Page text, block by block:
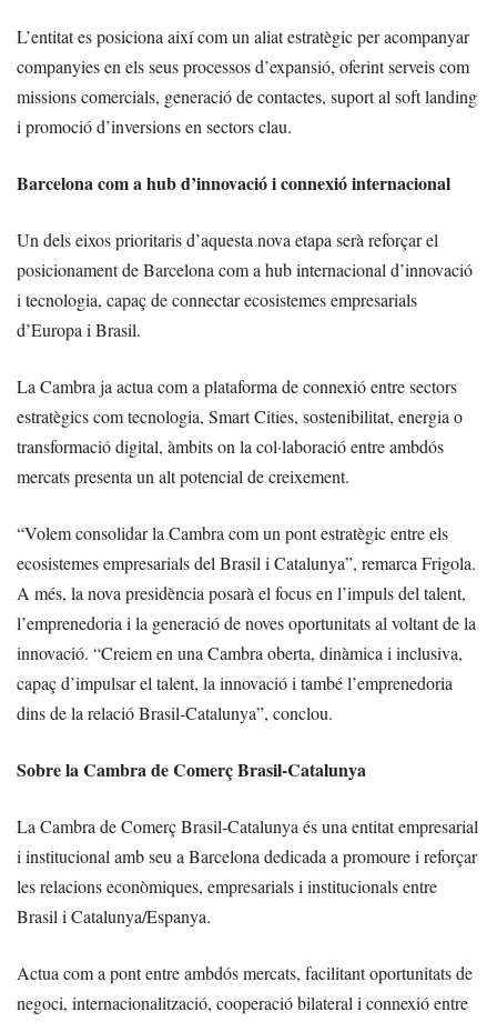
L’entitat es posiciona així com un aliat estratègic per acompanyar
companyies en els seus processos d’expansió, oferint serveis com
missions comercials, generació de contactes, suport al soft landing
i promoció d’inversions en sectors clau.
Barcelona com a hub d’innovació i connexió internacional
Un dels eixos prioritaris d’aquesta nova etapa serà reforçar el
posicionament de Barcelona com a hub internacional d’innovació
i tecnologia, capaç de connectar ecosistemes empresarials
d’Europa i Brasil.
La Cambra ja actua com a plataforma de connexió entre sectors
estratègics com tecnologia, Smart Cities, sostenibilitat, energia o
transformació digital, àmbits on la col·laboració entre ambdós
mercats presenta un alt potencial de creixement.
“Volem consolidar la Cambra com un pont estratègic entre els
ecosistemes empresarials del Brasil i Catalunya”, remarca Frigola.
A més, la nova presidència posarà el focus en l’impuls del talent,
l’emprenedoria i la generació de noves oportunitats al voltant de la
innovació. “Creiem en una Cambra oberta, dinàmica i inclusiva,
capaç d’impulsar el talent, la innovació i també l’emprenedoria
dins de la relació Brasil-Catalunya”, conclou.
Sobre la Cambra de Comerç Brasil-Catalunya
La Cambra de Comerç Brasil-Catalunya és una entitat empresarial
i institucional amb seu a Barcelona dedicada a promoure i reforçar
les relacions econòmiques, empresarials i institucionals entre
Brasil i Catalunya/Espanya.
Actua com a pont entre ambdós mercats, facilitant oportunitats de
negoci, internacionalització, cooperació bilateral i connexió entre